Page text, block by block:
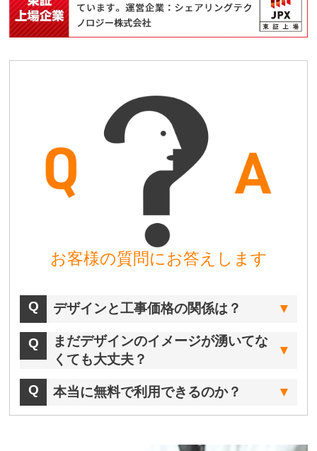
お客様の質問にお答えします
デザインと工事価格の関係は？
まだデザインのイメージが湧いてな
くても大丈夫？
本当に無料で利用できるのか？